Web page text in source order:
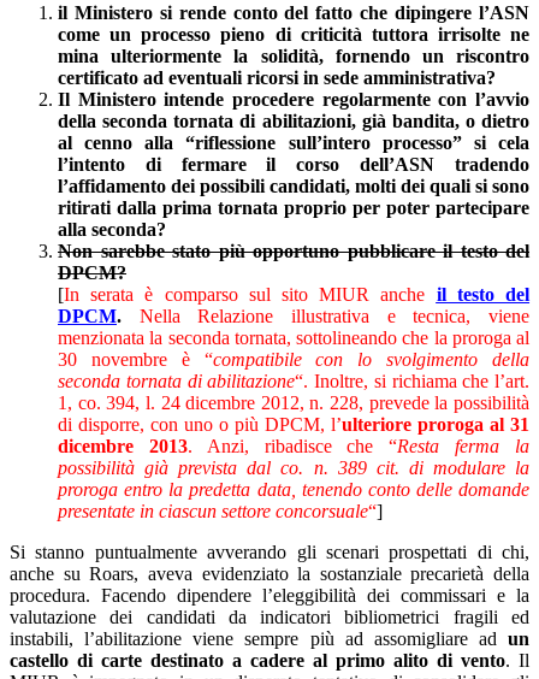
il Ministero si rende conto del fatto che dipingere l’ASN
come un processo pieno di criticità tuttora irrisolte ne
mina ulteriormente la solidità, fornendo un riscontro
certificato ad eventuali ricorsi in sede amministrativa?
Il Ministero intende procedere regolarmente con l’avvio
della seconda tornata di abilitazioni, già bandita, o dietro
al cenno alla “riflessione sull’intero processo” si cela
l’intento di fermare il corso dell’ASN tradendo
l’affidamento dei possibili candidati, molti dei quali si sono
ritirati dalla prima tornata proprio per poter partecipare
alla seconda?
Non sarebbe stato più opportuno pubblicare il testo del
DPCM?
[In serata è comparso sul sito MIUR anche il testo del
DPCM.
Nella Relazione illustrativa e tecnica, viene
menzionata la seconda tornata, sottolineando che la proroga al
30 novembre è “compatibile con lo svolgimento della
seconda tornata di abilitazione“. Inoltre, si richiama che l’art.
1, co. 394, l. 24 dicembre 2012, n. 228, prevede la possibilità
di disporre, con uno o più DPCM, l’ulteriore proroga al 31
dicembre 2013. Anzi, ribadisce che “Resta ferma la
possibilità già prevista dal co. n. 389 cit. di modulare la
proroga entro la predetta data, tenendo conto delle domande
presentate in ciascun settore concorsuale“]
Si stanno puntualmente avverando gli scenari prospettati di chi,
anche su Roars, aveva evidenziato la sostanziale precarietà della
procedura. Facendo dipendere l’eleggibilità dei commissari e la
valutazione dei candidati da indicatori bibliometrici fragili ed
instabili, l’abilitazione viene sempre più ad assomigliare ad un
castello di carte destinato a cadere al primo alito di vento. Il